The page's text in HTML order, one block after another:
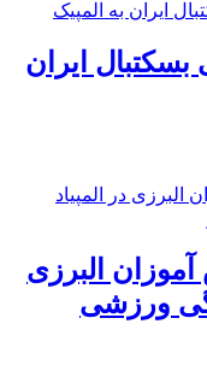
بسکتبال ایران
البرزی
ورزشی